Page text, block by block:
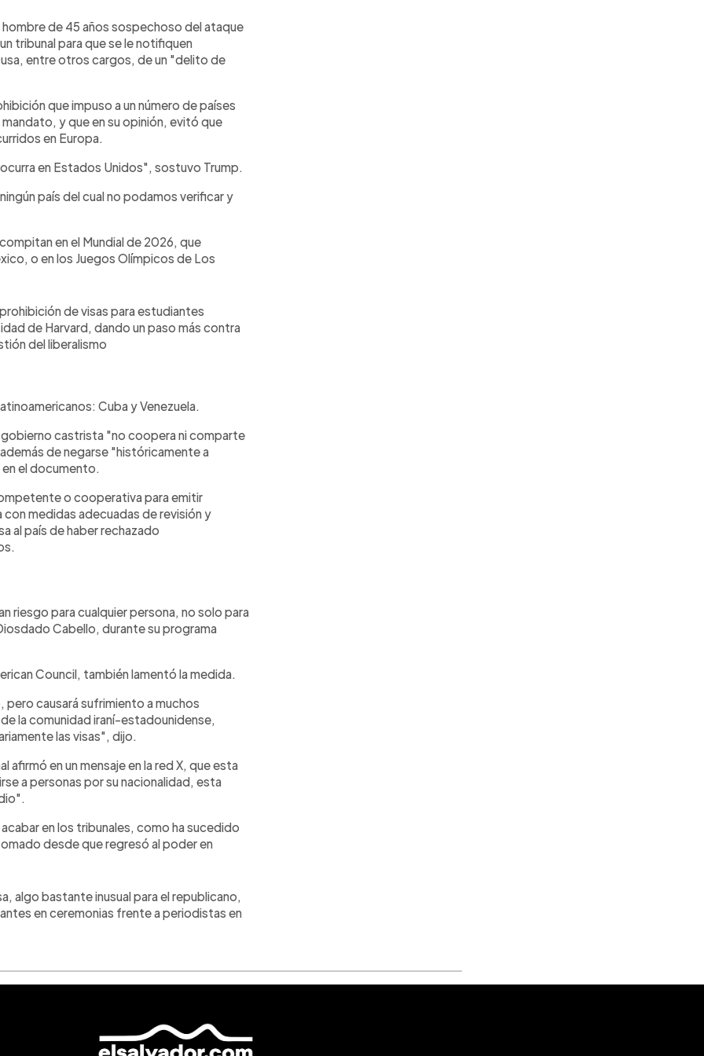
de 45 años sospechoso del ataque
tribunal para que se le notifiquen
entre otros cargos, de un "delito de
que impuso a un número de países
y que en su opinión, evitó que
en Europa.
en Estados Unidos", sostuvo Trump.
país del cual no podamos verificar y
en el Mundial de 2026, que
o en los Juegos Olímpicos de Los
de visas para estudiantes
de Harvard, dando un paso más contra
del liberalismo
Cuba y Venezuela.
castrista "no coopera ni comparte
de negarse "históricamente a
el documento.
o cooperativa para emitir
medidas adecuadas de revisión y
al país de haber rechazado
riesgo para cualquier persona, no solo para
Cabello, durante su programa
Council, también lamentó la medida.
pero causará sufrimiento a muchos
la comunidad iraní-estadounidense,
las visas", dijo.
afirmó en un mensaje en la red X, que esta
a personas por su nacionalidad, esta
en los tribunales, como ha sucedido
desde que regresó al poder en
algo bastante inusual para el republicano,
en ceremonias frente a periodistas en